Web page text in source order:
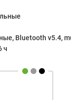
Bluetooth v5.4,
ч